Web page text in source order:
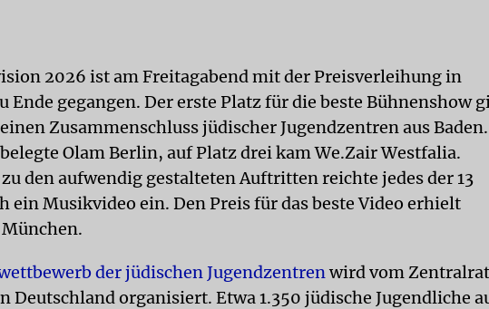
2026 ist am Freitagabend mit der Preisverleihung in
Ende gegangen. Der erste Platz für die beste Bühnenshow
einen Zusammenschluss jüdischer Jugendzentren aus Baden.
Olam Berlin, auf Platz drei kam We.Zair Westfalia.
den aufwendig gestalteten Auftritten reichte jedes der 13
ein Musikvideo ein. Den Preis für das beste Video erhielt
der jüdischen Jugendzentrenwird vom Zentralrat
Deutschland organisiert. Etwa 1.350 jüdische Jugendliche